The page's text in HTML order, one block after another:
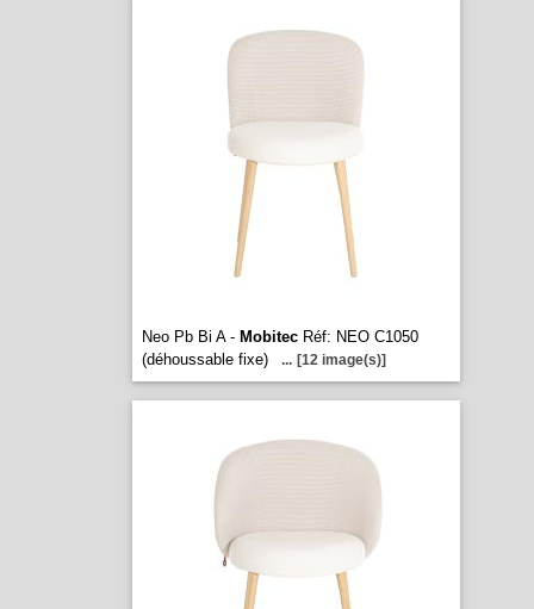
Neo Pb Bi A - MobitecRéf: NEO C1050
(déhoussable fixe)
... [12 image(s)]